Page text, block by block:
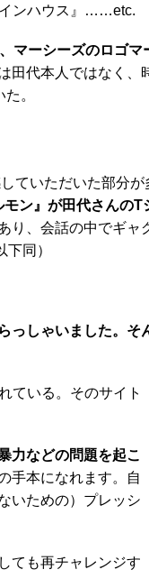
インハウス』……etc.
マーシーズのロゴ
田代本人ではなく、
。
ていただいた部分
ン』が田代さんの
り、会話の中でギャ
同）
っしゃいました。そ
ている。そのサイト
力などの問題を起こ
手本になれます。自
いための）プレッシ
ても再チャレンジす